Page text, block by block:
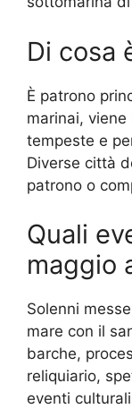
Di cosa
È patrono
marinai,
tempeste e
Diverse città
patrono o
Quali
maggio
Solenni
mare con il
barche,
reliquiario,
eventi